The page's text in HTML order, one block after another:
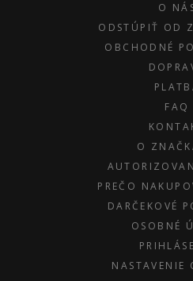
O
ODSTÚPIŤ OD
OBCHODNÉ
FAQ
O
PREČO
DARČEKOVÉ
OSOBNÉ
NASTAVENIE